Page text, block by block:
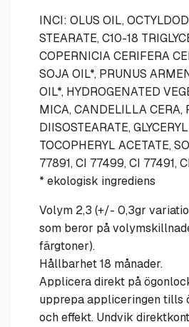
INCI: OLUS OIL,
STEARATE, C10-18
COPERNICIA CERIFERA
SOJA OIL*, PRUNUS
OIL*, HYDROGENATED
MICA, CANDELILLA CERA,
DIISOSTEARATE,
TOCOPHERYL ACETATE,
77891, CI 77499, CI 77491,
* ekologisk ingrediens
Volym 2,3 (+/- 0,3gr
som beror på
färgtoner).
Hållbarhet 18 månader.
Applicera direkt på
upprepa appliceringen tills
och effekt. Undvik